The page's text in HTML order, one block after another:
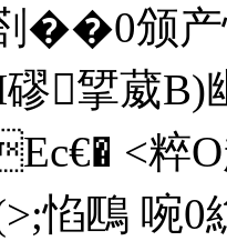
剳��0
揅葳B)
<粹O
惂鴄 啘